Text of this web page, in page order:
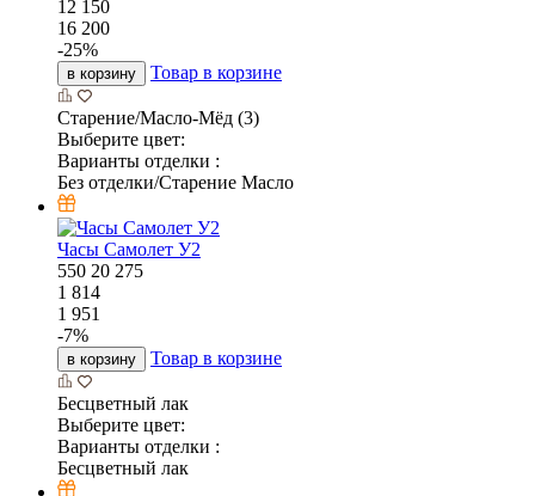
12 150
16 200
-25%
в корзину Товар в корзине
Старение/Масло-Мёд (3)
Выберите цвет:
Варианты отделки :
Без отделки/Старение Масло
Часы Самолет У2
550 20 275
1 814
1 951
-7%
в корзину Товар в корзине
Бесцветный лак
Выберите цвет:
Варианты отделки :
Бесцветный лак